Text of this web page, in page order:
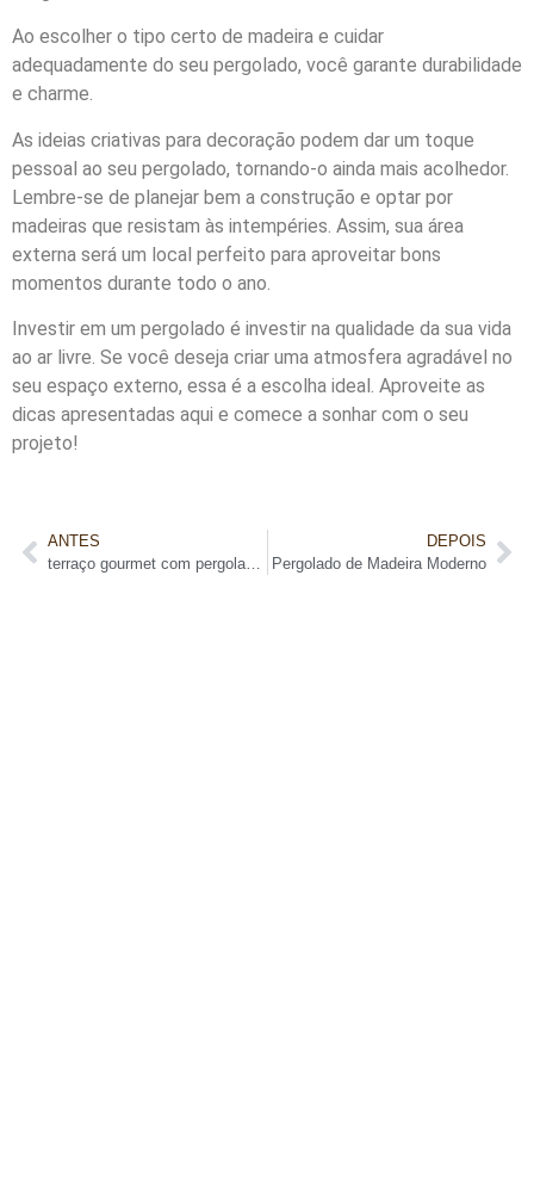
Ao escolher o tipo certo de madeira e cuidar
adequadamente do seu pergolado, você garante durabilidade
e charme.
As ideias criativas para decoração podem dar um toque
pessoal ao seu pergolado, tornando-o ainda mais acolhedor.
Lembre-se de planejar bem a construção e optar por
madeiras que resistam às intempéries. Assim, sua área
externa será um local perfeito para aproveitar bons
momentos durante todo o ano.
Investir em um pergolado é investir na qualidade da sua vida
ao ar livre. Se você deseja criar uma atmosfera agradável no
seu espaço externo, essa é a escolha ideal. Aproveite as
dicas apresentadas aqui e comece a sonhar com o seu
projeto!
ANTES
DEPOIS
Pergolado de Madeira Moderno